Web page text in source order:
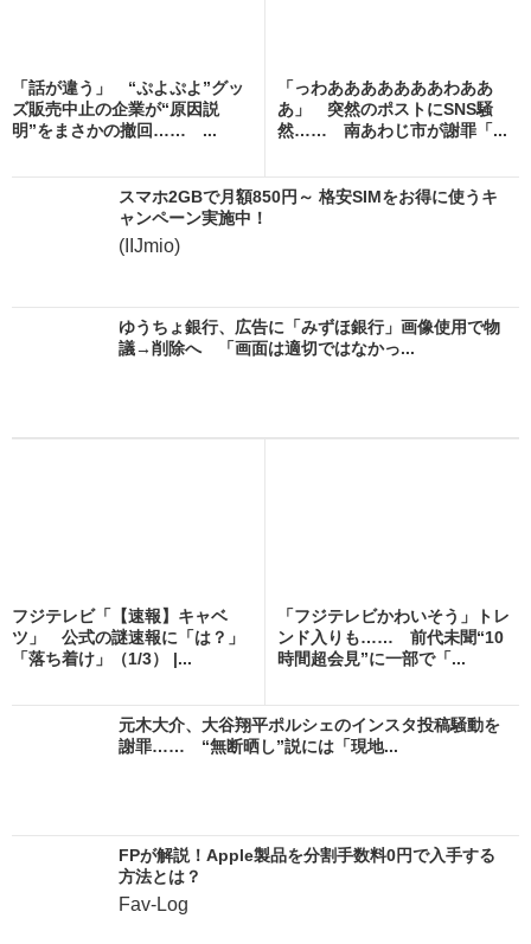
「話が違う」 “ぷよぷよ”グッ
ズ販売中止の企業が“原因説
明”をまさかの撤回…… ...
「っわあああああああわああ
あ」 突然のポストにSNS騒
然…… 南あわじ市が謝罪「...
スマホ2GBで月額850円～ 格安SIMをお得に使うキ
ャンペーン実施中！
(IIJmio)
ゆうちょ銀行、広告に「みずほ銀行」画像使用で物
議→削除へ 「画面は適切ではなかっ...
フジテレビ「【速報】キャベ
ツ」 公式の謎速報に「は？」
「落ち着け」（1/3） |...
「フジテレビかわいそう」トレ
ンド入りも…… 前代未聞“10
時間超会見”に一部で「...
元木大介、大谷翔平ポルシェのインスタ投稿騒動を
謝罪…… “無断晒し”説には「現地...
FPが解説！Apple製品を分割手数料0円で入手する
方法とは？
Fav-Log